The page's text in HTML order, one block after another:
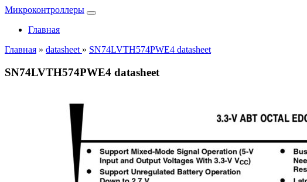
Микроконтроллеры
Главная
Главная » datasheet » SN74LVTH574PWE4 datasheet
SN74LVTH574PWE4 datasheet